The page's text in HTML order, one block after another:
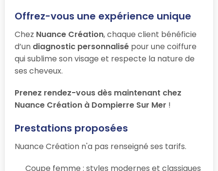
Offrez-vous une expérience unique
Chez Nuance Création, chaque client bénéficie
d’un diagnostic personnalisé pour une coiffure
qui sublime son visage et respecte la nature de
ses cheveux.
Prenez rendez-vous dès maintenant chez
Nuance Création à Dompierre Sur Mer !
Prestations proposées
Nuance Création n'a pas renseigné ses tarifs.
Coupe femme : styles modernes et classiques